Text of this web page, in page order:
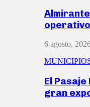
6 agosto,
El
gran